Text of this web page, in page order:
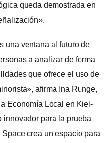
queda demostrada en
una ventana al futuro de
a analizar de forma
que ofrece el uso de
afirma Ina Runge,
Economía Local en Kiel-
innovador para la prueba
crea un espacio para